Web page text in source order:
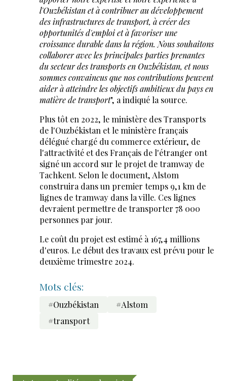
l'Ouzbékistan et à contribuer au développement
des infrastructures de transport, à créer des
opportunités d'emploi et à favoriser une
croissance durable dans la région. Nous souhaitons
collaborer avec les principales parties prenantes
du secteur des transports en Ouzbékistan, et nous
sommes convaincus que nos contributions peuvent
aider à atteindre les objectifs ambitieux du pays en
matière de transport", a indiqué la source.
Plus tôt en 2022, le ministère des Transports
de l'Ouzbékistan et le ministère français
délégué chargé du commerce extérieur, de
l'attractivité et des Français de l'étranger ont
signé un accord sur le projet de tramway de
Tachkent. Selon le document, Alstom
construira dans un premier temps 9,1 km de
lignes de tramway dans la ville. Ces lignes
devraient permettre de transporter 78 000
personnes par jour.
Le coût du projet est estimé à 167,4 millions
d'euros. Le début des travaux est prévu pour le
deuxième trimestre 2024.
Mots clés:
#Ouzbékistan
#Alstom
#transport